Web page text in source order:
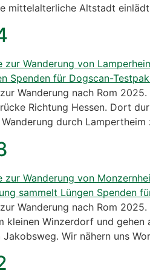
mittelalterliche Altstadt
Wanderung nach Rom
Richtung Hessen. Dort
Wanderung durch
Wanderung nach Rom
kleinen Winzerdorf und
Wir nähern uns